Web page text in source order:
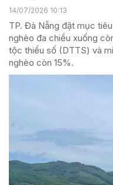
14/07/2026 10:13
TP. Đà Nẵng đặt mục
nghèo đa chiều xuống
tộc thiểu số (DTTS) và
nghèo còn 15%.